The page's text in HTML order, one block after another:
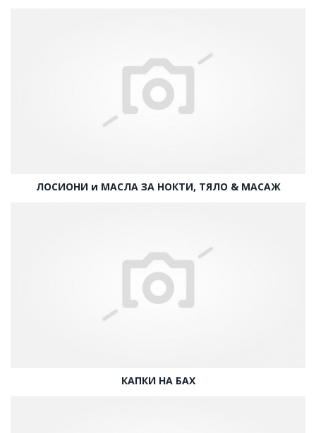
ЛОСИОНИ и МАСЛА ЗА НОКТИ, ТЯЛО & МАСАЖ
КАПКИ НА БАХ